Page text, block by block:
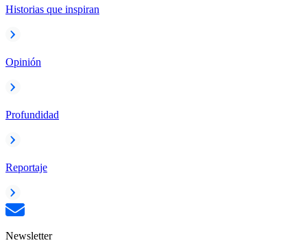
Historias que inspiran
Opinión
Profundidad
Reportaje
Newsletter